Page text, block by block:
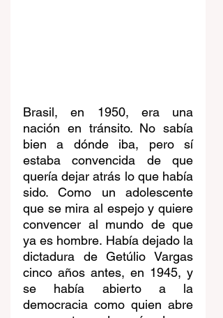
Brasil, en 1950, era una
nación en tránsito. No sabía
bien a dónde iba, pero sí
estaba convencida de que
quería dejar atrás lo que había
sido. Como un adolescente
que se mira al espejo y quiere
convencer al mundo de que
ya es hombre. Había dejado la
dictadura de Getúlio Vargas
cinco años antes, en 1945, y
se había abierto a la
democracia como quien abre